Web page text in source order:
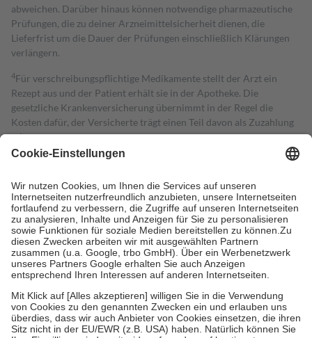
abweichen. Darüber hinaus können notwendige pharmazeutische
Prüfungen, die zu deiner Arzneimittelsicherheit dienen, die
Lieferfrist um die Dauer der Prüfungen einschließlich Klärungen
verlängern.
4Für verschreibungspflichtige Medikamente stellt der Arzt ein
Rezept aus und der Patient erhält sie in der Apotheke. Die
gesetzliche Krankenversicherung übernimmt in der Regel die
Kosten dafür, der Versicherte trägt einen Teil davon als Zuzahlung
mit.
Grundsätzlich leisten Mitglieder Zuzahlungen in Höhe von zehn
höchstens zehn Euro.
Es sind jedoch nie mehr als die tatsächlichen
Kosten der Leistung zu entrichten.
Diese Regeln gelten grundsätzlich auch für Online-Apotheken.
Bei Heilmitteln und häuslicher Krankenpflege beträgt die
Zuzahlung zehn Prozent der Kosten sowie zehn Euro je
Verordnung.
Um das Engagement der Versicherten für ihre eigene Gesundheit zu
stärken und die besondere Stellung der Familie zu unterstützen,
fallenkeine Zuzahlungenan bei:
• Kindern und Jugendlichen bis zum vollendeten 18. Lebensjahr
mit Ausnahme der Fahrkosten